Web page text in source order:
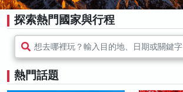
探索熱門國家與行程
想去哪裡玩？輸入目的地、日期或關鍵字
熱門話題